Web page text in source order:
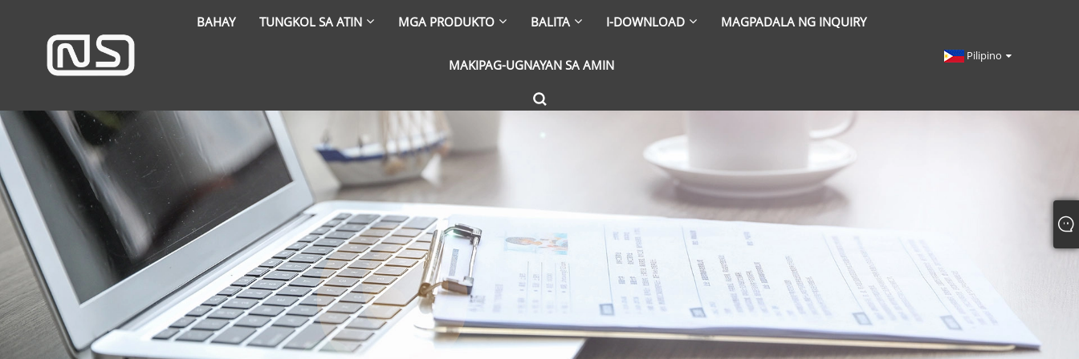
BAHAY TUNGKOL SA ATIN MGA PRODUKTO BALITA I-DOWNLOAD MAGPADALA NG INQUIRY
MAKIPAG-UGNAYAN SA AMIN
Pilipino